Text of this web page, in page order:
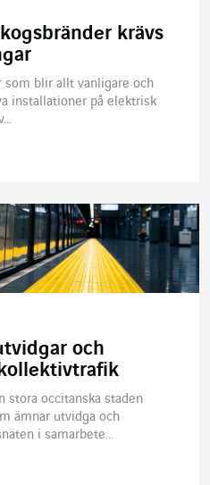
krävs
som blir allt vanligare och
installationer på elektrisk
och
stora occitanska staden
ämnar utvidga och
i samarbete...